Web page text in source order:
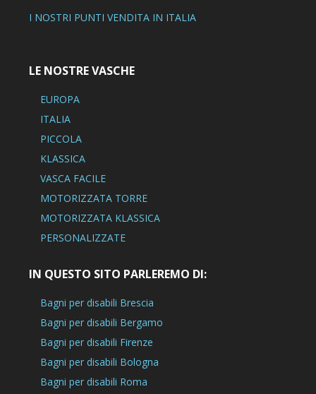
I NOSTRI PUNTI VENDITA IN ITALIA
LE NOSTRE VASCHE
EUROPA
ITALIA
PICCOLA
KLASSICA
VASCA FACILE
MOTORIZZATA TORRE
MOTORIZZATA KLASSICA
PERSONALIZZATE
IN QUESTO SITO PARLEREMO DI:
Bagni per disabili Brescia
Bagni per disabili Bergamo
Bagni per disabili Firenze
Bagni per disabili Bologna
Bagni per disabili Roma